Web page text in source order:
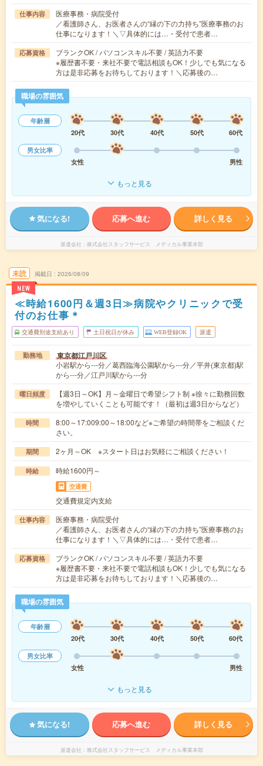
仕事内容
医療事務・病院受付
／看護師さん、お医者さんの“縁の下の力持ち”医療事務のお
仕事になります！＼▽具体的には…・受付で患者…
応募資格
ブランクOK / パソコンスキル不要 / 英語力不要
※履歴書不要・来社不要で電話相談もOK！少しでも気になる
方は是非応募をお待ちしております！＼応募後の…
職場の雰囲気
年齢層
20代
30代 40代 50代
60代
男女比率
女性
男性
もっと見る
気になる! 応募へ進む 詳しく見る
派遣会社 株式会社スタッフサービス メディカル事業本部
未読
NEW
掲載日 2026/08/09
≪時給1600円＆週3日≫病院やクリニックで受
付のお仕事＊
交通費別途支給あり 土日祝日が休み WEB登録OK 派遣
勤務地 東京都江戸川区
小岩駅から---分／葛西臨海公園駅から---分／平井(東京都)駅
から---分／江戸川駅から---分
曜日頻度
【週3日～OK】月～金曜日で希望シフト制 ※徐々に勤務回数
を増やしていくことも可能です！（最初は週3日からなど）
時間
8:00～17:009:00～18:00など※ご希望の時間帯をご相談くだ
さい。
期間 2ヶ月～OK ※スタート日はお気軽にご相談ください！
時給 時給1600円～
交通費
交通費規定内支給
仕事内容
医療事務・病院受付
／看護師さん、お医者さんの“縁の下の力持ち”医療事務のお
仕事になります！＼▽具体的には…・受付で患者…
応募資格
ブランクOK / パソコンスキル不要 / 英語力不要
※履歴書不要・来社不要で電話相談もOK！少しでも気になる
方は是非応募をお待ちしております！＼応募後の…
職場の雰囲気
年齢層
20代
30代 40代 50代
60代
男女比率
女性
男性
もっと見る
気になる! 応募へ進む 詳しく見る
派遣会社 株式会社スタッフサービス メディカル事業本部